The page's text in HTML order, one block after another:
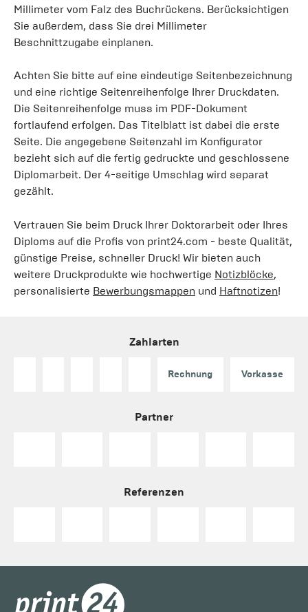
Millimeter vom Falz des Buchrückens. Berücksichtigen
Sie außerdem, dass Sie drei Millimeter
Beschnittzugabe einplanen.
Achten Sie bitte auf eine eindeutige Seitenbezeichnung
und eine richtige Seitenreihenfolge Ihrer Druckdaten.
Die Seitenreihenfolge muss im PDF-Dokument
fortlaufend erfolgen. Das Titelblatt ist dabei die erste
Seite. Die angegebene Seitenzahl im Konfigurator
bezieht sich auf die fertig gedruckte und geschlossene
Diplomarbeit. Der 4-seitige Umschlag wird separat
gezählt.
Vertrauen Sie beim Druck Ihrer Doktorarbeit oder Ihres
Diploms auf die Profis von print24.com - beste Qualität,
günstige Preise, schneller Druck! Wir bieten auch
weitere Druckprodukte wie hochwertige Notizblöcke,
personalisierte Bewerbungsmappen und Haftnotizen!
Zahlarten
Rechnung Vorkasse
Partner
Referenzen